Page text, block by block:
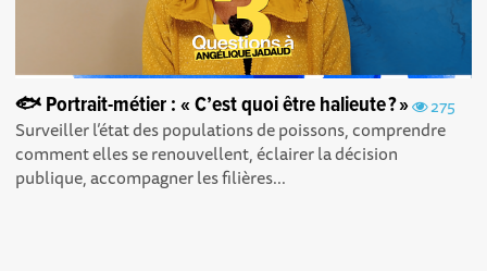
275
🐟 Portrait-métier : « C’est quoi être halieute ? »
Surveiller l’état des populations de poissons, comprendre
comment elles se renouvellent, éclairer la décision
publique, accompagner les filières...